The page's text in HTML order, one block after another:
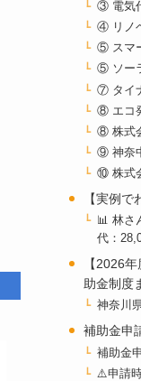
③ 電気
④ リノ
⑤ スマ
⑤ ソー
⑦ タイ
⑧ エコ
⑧ 株式
⑨ 神奈
⑩ 株式
【実例
📊 林さ
代：
【2026
助金制度
神奈川
補助金申
補助金
⚠️申請